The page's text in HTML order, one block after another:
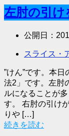
左肘の引け
公開日：
スライス・
”けん”です。本
法2」です。左肘
ルになることが
す。 右肘の引け
りや […]
続きを読む